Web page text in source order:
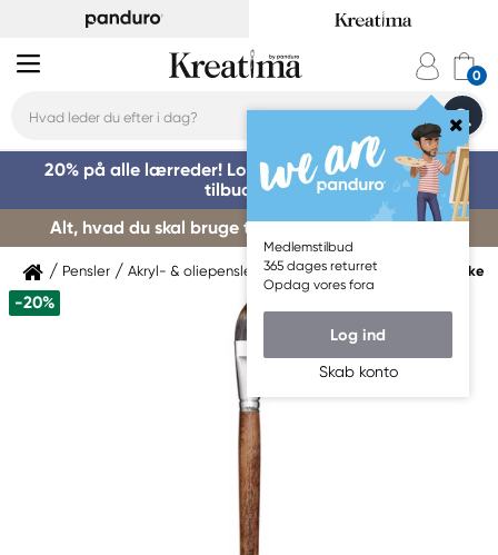
Medlemstilbud
365 dages returret
Opdag vores fora
Log ind
Skab konto
20% på alle lærreder! Log på for at benytte dig af
tilbuddet »
Alt, hvad du skal bruge til kursusstart – køb her »
Pensler Akryl- & oliepensler Akryl- & oliepensler Syntetiske
-20%